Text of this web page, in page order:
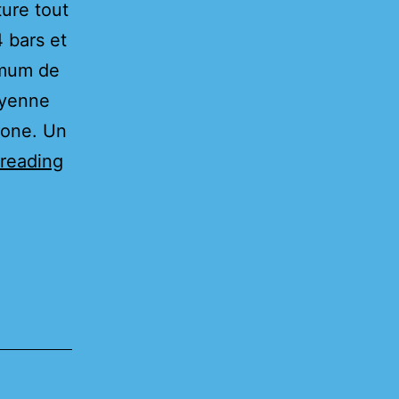
tout
bars et
de
Un